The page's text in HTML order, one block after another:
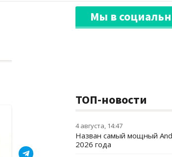
Мы в
ТОП-новости
4 августа, 14:47
Назван самый мощный
2026 года